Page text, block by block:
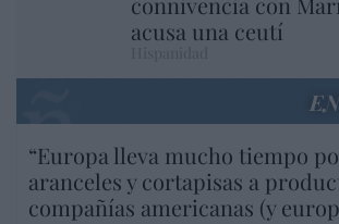
acusa una ceutí
“Europa lleva mucho tiempo
aranceles y cortapisas a
compañías americanas (y